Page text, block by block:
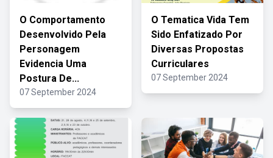
O Comportamento
Desenvolvido Pela
Personagem
Evidencia Uma
Postura De...
07 September 2024
O Tematica Vida Tem
Sido Enfatizado Por
Diversas Propostas
Curriculares
07 September 2024